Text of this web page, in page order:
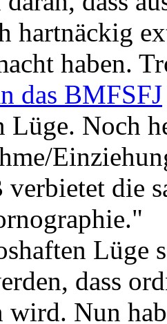
hartnäckig
haben.
das BMFSFJ
Lüge. Noch
die
Lüge
dass
wird. Nun